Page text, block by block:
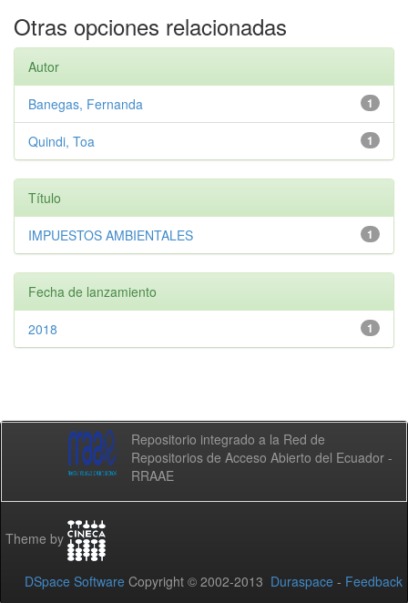
Otras opciones relacionadas
Autor
1
Banegas, Fernanda
1
Quindi, Toa
Título
1
IMPUESTOS AMBIENTALES
Fecha de lanzamiento
1
2018
Repositorio integrado a la Red de
Repositorios de Acceso Abierto del Ecuador -
RRAAE
Theme by
DSpace Software Copyright © 2002-2013 Duraspace - Feedback